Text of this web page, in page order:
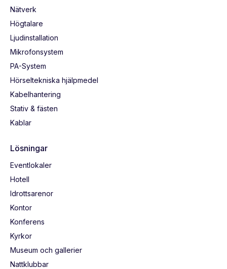
Nätverk
Högtalare
Ljudinstallation
Mikrofonsystem
PA-System
Hörseltekniska hjälpmedel
Kabelhantering
Stativ & fästen
Kablar
Lösningar
Eventlokaler
Hotell
Idrottsarenor
Kontor
Konferens
Kyrkor
Museum och gallerier
Nattklubbar